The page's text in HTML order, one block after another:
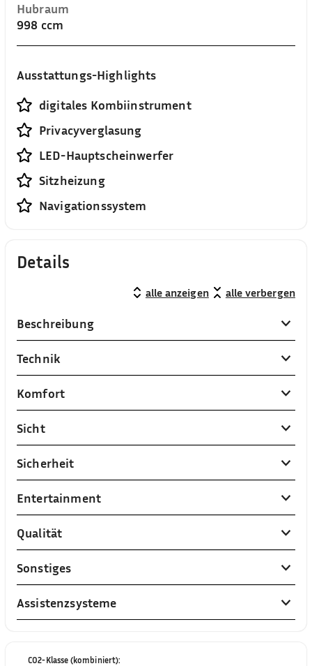
Hubraum
998 ccm
Ausstattungs-Highlights
digitales Kombiinstrument
Privacyverglasung
LED-Hauptscheinwerfer
Sitzheizung
Navigationssystem
Details
alle anzeigen alle verbergen
Beschreibung
Technik
Komfort
Sicht
Sicherheit
Entertainment
Qualität
Sonstiges
Assistenzsysteme
CO2-Klasse (kombiniert):